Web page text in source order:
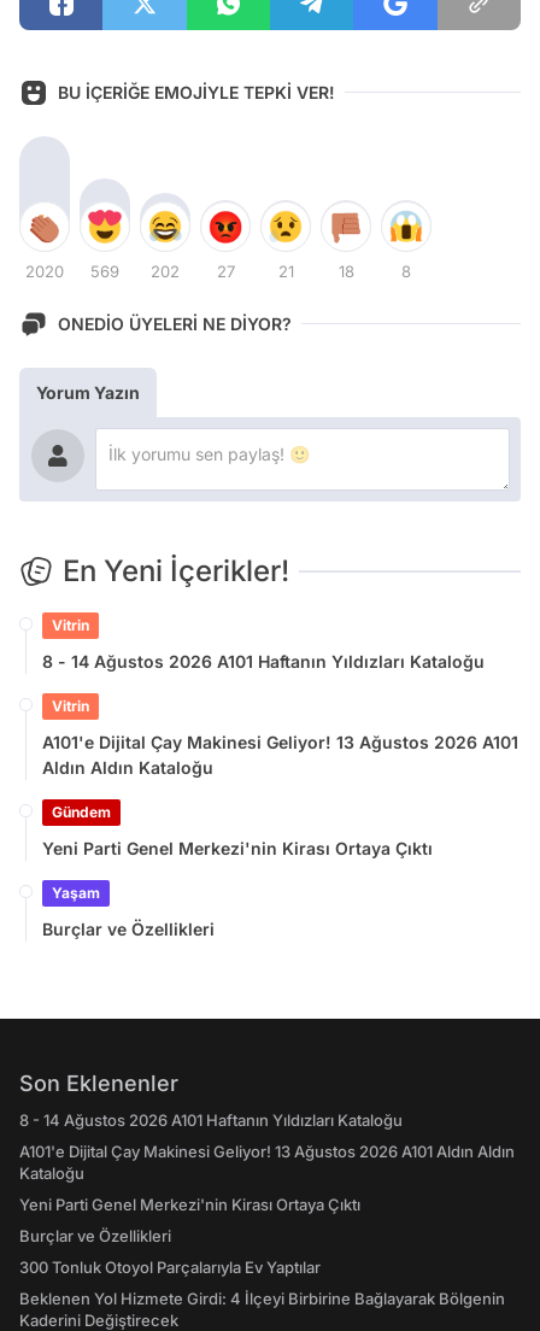
BU İÇERİĞE EMOJİYLE TEPKİ VER!
2020 569 202 27 21 18 8
ONEDİO ÜYELERİ NE DİYOR?
Yorum Yazın
En Yeni İçerikler!
Vitrin
8 - 14 Ağustos 2026 A101 Haftanın Yıldızları Kataloğu
Vitrin
A101'e Dijital Çay Makinesi Geliyor! 13 Ağustos 2026 A101
Aldın Aldın Kataloğu
Gündem
Yeni Parti Genel Merkezi'nin Kirası Ortaya Çıktı
Yaşam
Burçlar ve Özellikleri
Son Eklenenler
8 - 14 Ağustos 2026 A101 Haftanın Yıldızları Kataloğu
A101'e Dijital Çay Makinesi Geliyor! 13 Ağustos 2026 A101 Aldın Aldın
Kataloğu
Yeni Parti Genel Merkezi'nin Kirası Ortaya Çıktı
Burçlar ve Özellikleri
300 Tonluk Otoyol Parçalarıyla Ev Yaptılar
Beklenen Yol Hizmete Girdi: 4 İlçeyi Birbirine Bağlayarak Bölgenin
Kaderini Değiştirecek